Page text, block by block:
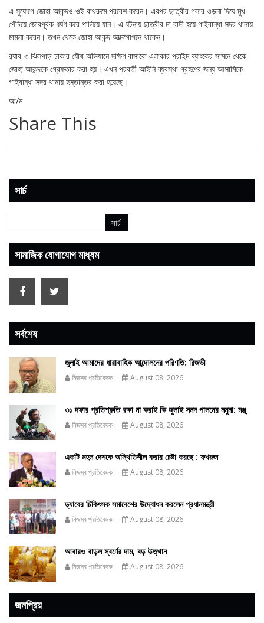
এ সুযোগে জোহা আকন্দও ওই বাথরুমে প্রবেশ করেন। এরপর ছাত্রীর গলার ওড়না দিয়ে মুখ
পেঁচিয়ে জোরপূর্বক ধর্ষণ করে পালিয়ে যান। এ ঘটনায় ছাত্রীর মা বাদী হয়ে গাইবান্ধা সদর থানায়
মামলা করেন। তখন থেকে জোহা আকন্দ আত্মগোপনে থাকেন।
র‌্যাব-৩ ঝিলপাড় ঢাকার যৌথ অভিযানে দক্ষিণ বাসাবো এলাকার প্রাইম ব্যাংকের সামনে থেকে
জোহা আকন্দকে গ্রেফতার করা হয়। এখন পরবর্তী আইনি ব্যবস্থা গ্রহণের জন্য আসামিকে
গাইবান্ধা সদর থানায় হস্তান্তর করা হয়েছে।
আ/ম
Share This
সার্চ
সামাজিক যোগাযোগ মাধ্যম
সর্বশেষ
জুলাই আমাদের ধারাবাহিক আন্দোলনের পরিণতি: রিজভী
নিজস্ব প্রতিবেদক : August 08, 2026
৩১ দফার প্রতিশ্রুতি রক্ষা না করাই কি জুলাই সনদ পালনের নমুনা: মঞ্জু
নিজস্ব প্রতিবেদক : August 08, 2026
একটি মহল দেশকে অস্থিতিশীল করার চেষ্টা করছে : ফখরুল
নিজস্ব প্রতিবেদক : August 08, 2026
ড্যাবের চিকিৎসক সমাবেশের উদ্বোধন করলেন প্রধানমন্ত্রী
নিজস্ব প্রতিবেদক : August 08, 2026
আবারও বাড়ল স্বর্ণের দাম, বড় উত্থান
নিজস্ব প্রতিবেদক : August 08, 2026
জনপ্রিয়